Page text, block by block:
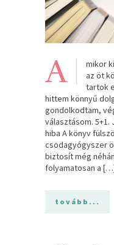
A
mikor
az öt
tartok
hittem könnyű
gondolkodtam,
választásom. 5+1.
hiba A könyv
csodagyógyszer
biztosít még
folyamatosan a
tovább...